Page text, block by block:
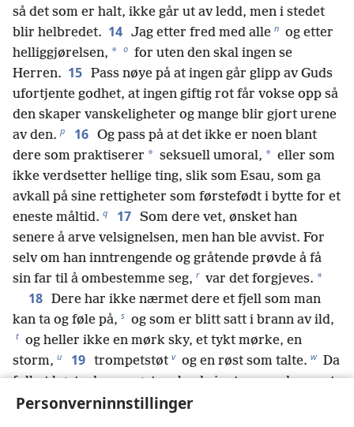
Personverninnstillinger
så det som er halt, ikke går ut av ledd, men i stedet
blir helbredet. 14 Jag etter fred med alle n og etter
helliggjørelsen, * o for uten den skal ingen se
Herren. 15 Pass nøye på at ingen går glipp av Guds
ufortjente godhet, at ingen giftig rot får vokse opp så
den skaper vanskeligheter og mange blir gjort urene
av den. p 16 Og pass på at det ikke er noen blant
dere som praktiserer * seksuell umoral, * eller som
ikke verdsetter hellige ting, slik som Esau, som ga
avkall på sine rettigheter som førstefødt i bytte for et
eneste måltid. q 17 Som dere vet, ønsket han
senere å arve velsignelsen, men han ble avvist. For
selv om han inntrengende og gråtende prøvde å få
sin far til å ombestemme seg, r var det forgjeves. *
18 Dere har ikke nærmet dere et fjell som man
kan ta og føle på, s og som er blitt satt i brann av ild,
t og heller ikke en mørk sky, et tykt mørke, en
storm, u 19 trompetstøt v og en røst som talte. w Da
folket hørte denne røsten, ba de inntrengende om at
det ikke måtte bli sagt noe mer til dem.